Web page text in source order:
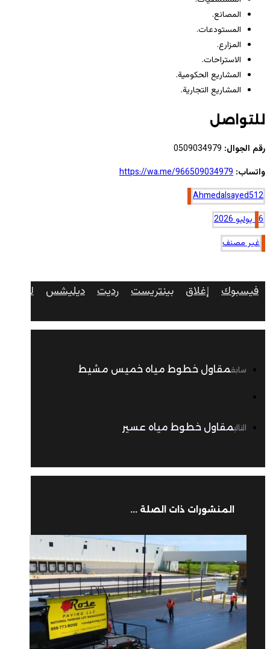
المصانع.
المستودعات.
المزارع.
الاستراحات.
المشاريع الحكومية.
المشاريع التجارية.
للتواصل
رقم الجوال:
واتساب: https://wa.me/966509034979
Ahmedalsayed512
6 يوليو 2026
غير مصنف
فيسبوك إغلاق بينتريست رديت ديليشس لينكدإن
سابقمقاول خطوط مياه خميس مشيط
التاليمقاول خطوط مياه عسير
المنشورات ذات الصلة ...